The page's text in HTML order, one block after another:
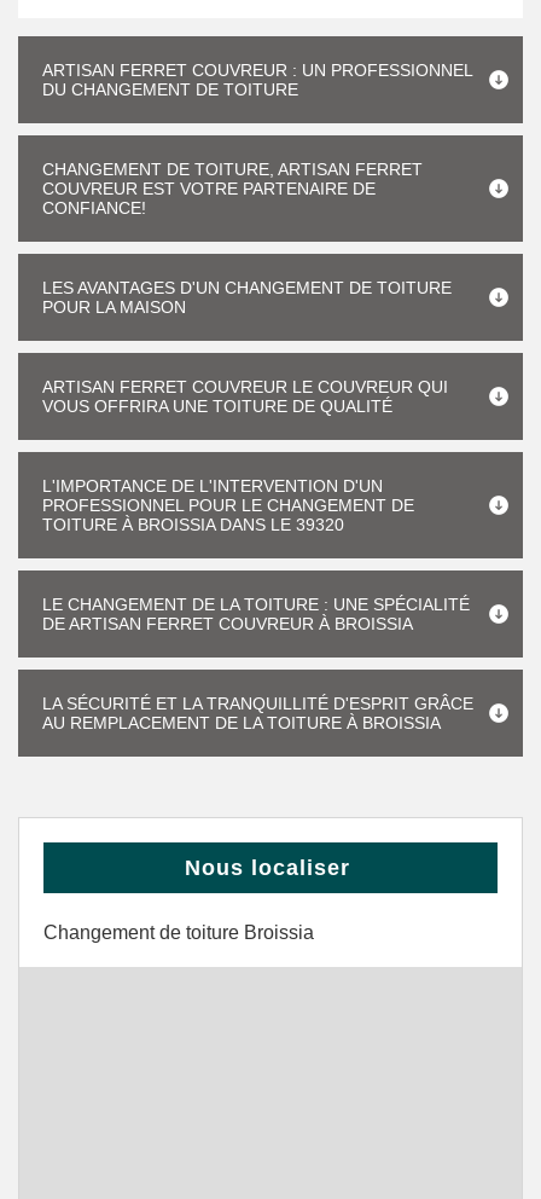
ARTISAN FERRET COUVREUR : UN PROFESSIONNEL
DU CHANGEMENT DE TOITURE
CHANGEMENT DE TOITURE, ARTISAN FERRET
COUVREUR EST VOTRE PARTENAIRE DE
CONFIANCE!
LES AVANTAGES D'UN CHANGEMENT DE TOITURE
POUR LA MAISON
ARTISAN FERRET COUVREUR LE COUVREUR QUI
VOUS OFFRIRA UNE TOITURE DE QUALITÉ
L'IMPORTANCE DE L'INTERVENTION D'UN
PROFESSIONNEL POUR LE CHANGEMENT DE
TOITURE À BROISSIA DANS LE 39320
LE CHANGEMENT DE LA TOITURE : UNE SPÉCIALITÉ
DE ARTISAN FERRET COUVREUR À BROISSIA
LA SÉCURITÉ ET LA TRANQUILLITÉ D'ESPRIT GRÂCE
AU REMPLACEMENT DE LA TOITURE À BROISSIA
Nous localiser
Changement de toiture Broissia